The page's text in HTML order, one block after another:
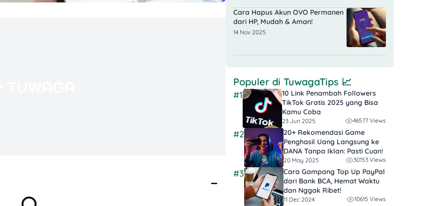
Cara Hapus Akun OVO Permanen
dari HP, Mudah & Aman!
14 Nov 2025
Populer di TuwagaTips 📈
#1
10 Link Penambah Followers
TikTok Gratis​ 2025 yang Bisa
Kamu Coba
23 Jun 2025 46577 Views
#2
20+ Rekomendasi Game
Penghasil Uang Langsung ke
DANA Tanpa Iklan​: Pasti Cuan!
20 May 2025 30153 Views
#3
Cara Gampang Top Up PayPal
dari Bank BCA, Hemat Waktu
dan Nggak Ribet!
11 Dec 2024 10615 Views